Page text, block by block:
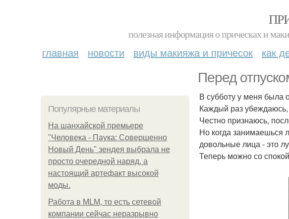
полезная информация о прическах и
главная новости виды макияжа и причесок как
Перед
Популярные материалы
На шанхайской премьере
"Человека - Паука: Совершенно
Новый День" зендея выбрала не
просто очередной наряд, а
настоящий артефакт высокой
моды.
Работа в MLM, то есть сетевой
компании сейчас неразрывно
В субботу у меня была
Каждый раз
Честно признаюсь,
Но когда занимаешься
довольные лица - это
Теперь можно со